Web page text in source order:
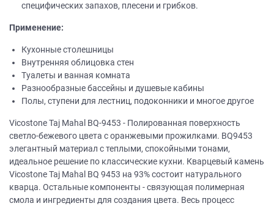
специфических запахов, плесени и грибков.
Применение:
Кухонные столешницы
Внутренняя облицовка стен
Туалеты и ванная комната
Разнообразные бассейны и душевые кабины
Полы, ступени для лестниц, подоконники и многое другое
Vicostone Taj Mahal BQ-9453 - Полированная поверхность
светло-бежевого цвета с оранжевыми прожилками. BQ9453
элегантный материал с теплыми, спокойными тонами,
идеальное решение по классические кухни. Кварцевый камень
Vicostone Taj Mahal BQ 9453 на 93% состоит натурального
кварца. Остальные компоненты - связующая полимерная
смола и ингредиенты для создания цвета. Весь процесс